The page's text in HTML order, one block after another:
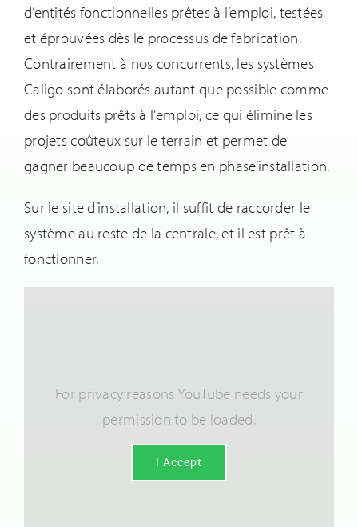
d’entités fonctionnelles prêtes à l’emploi, testées
et éprouvées dès le processus de fabrication.
Contrairement à nos concurrents, les systèmes
Caligo sont élaborés autant que possible comme
des produits prêts à l’emploi, ce qui élimine les
projets coûteux sur le terrain et permet de
gagner beaucoup de temps en phase’installation.
Sur le site d’installation, il suffit de raccorder le
système au reste de la centrale, et il est prêt à
fonctionner.
For privacy reasons YouTube needs your
permission to be loaded.
I Accept